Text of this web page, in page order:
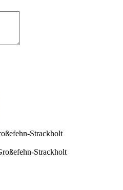
Strackholt
Strackholt